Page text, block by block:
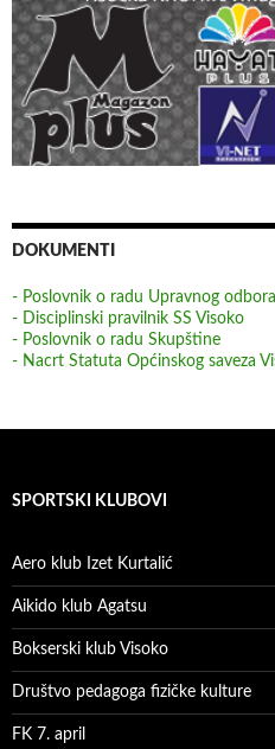
DOKUMENTI
- Poslovnik o radu Upravnog odbora
- Disciplinski pravilnik SS Visoko
- Poslovnik o radu Skupštine
- Nacrt Statuta Općinskog saveza
SPORTSKI KLUBOVI
Aero klub Izet Kurtalić
Aikido klub Agatsu
Bokserski klub Visoko
Društvo pedagoga fizičke kulture
FK 7. april